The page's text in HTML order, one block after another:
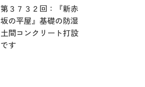
第３７３２回：『新赤
坂の平屋』基礎の防湿
土間コンクリート打設
です